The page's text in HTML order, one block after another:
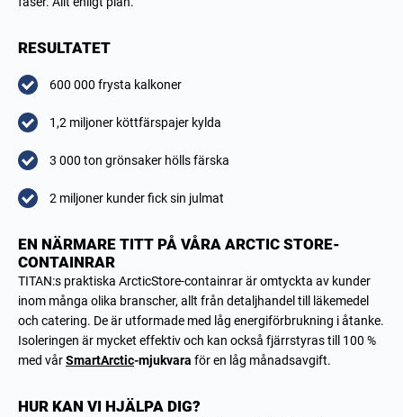
RESULTATET
600 000 frysta kalkoner
1,2 miljoner köttfärspajer kylda
3 000 ton grönsaker hölls färska
2 miljoner kunder fick sin julmat
EN NÄRMARE TITT PÅ VÅRA ARCTIC STORE-
CONTAINRAR
TITAN:s praktiska ArcticStore-containrar är omtyckta av kunder
inom många olika branscher, allt från detaljhandel till läkemedel
och catering. De är utformade med låg energiförbrukning i åtanke.
Isoleringen är mycket effektiv och kan också fjärrstyras till 100 %
med vårSmartArctic-mjukvara för en låg månadsavgift.
HUR KAN VI HJÄLPA DIG?